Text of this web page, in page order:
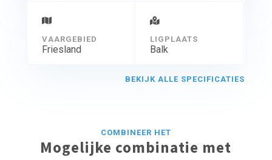
VAARGEBIED
Friesland
LIGPLAATS
Balk
BEKIJK ALLE SPECIFICATIES
COMBINEER HET
Mogelijke combinatie met